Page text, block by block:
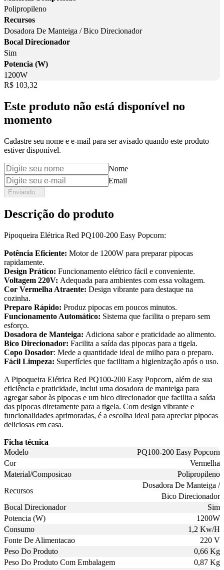
Polipropileno
Recursos
Dosadora De Manteiga / Bico Direcionador
Bocal Direcionador
Sim
Potencia (W)
1200W
Price:
R$ 103,32
Este produto não está disponível no
momento
Cadastre seu nome e e-mail para ser avisado quando este produto
estiver disponível.
Nome
Email
Enviando...
Descrição do produto
Pipoqueira Elétrica Red PQ100-200 Easy Popcorn:
Potência Eficiente: Motor de 1200W para preparar pipocas
rapidamente.
Design Prático: Funcionamento elétrico fácil e conveniente.
Voltagem 220V: Adequada para ambientes com essa voltagem.
Cor Vermelha Atraente: Design vibrante para destaque na
cozinha.
Preparo Rápido: Produz pipocas em poucos minutos.
Funcionamento Automático: Sistema que facilita o preparo sem
esforço.
Dosadora de Manteiga: Adiciona sabor e praticidade ao alimento.
Bico Direcionador: Facilita a saída das pipocas para a tigela.
Copo Dosador: Mede a quantidade ideal de milho para o preparo.
Fácil Limpeza: Superfícies que facilitam a higienização após o uso.
A Pipoqueira Elétrica Red PQ100-200 Easy Popcorn, além de sua
eficiência e praticidade, inclui uma dosadora de manteiga para
agregar sabor às pipocas e um bico direcionador que facilita a saída
das pipocas diretamente para a tigela. Com design vibrante e
funcionalidades aprimoradas, é a escolha ideal para apreciar pipocas
deliciosas em casa.
Ficha técnica
Modelo
PQ100-200 Easy Popcorn
Cor
Vermelha
Material/Composicao
Polipropileno
Recursos
Dosadora De Manteiga /
Bico Direcionador
Bocal Direcionador
Sim
Potencia (W)
1200W
Consumo
1,2 Kw/H
Fonte De Alimentacao
220 V
Peso Do Produto
0,66 Kg
Peso Do Produto Com Embalagem
0,87 Kg